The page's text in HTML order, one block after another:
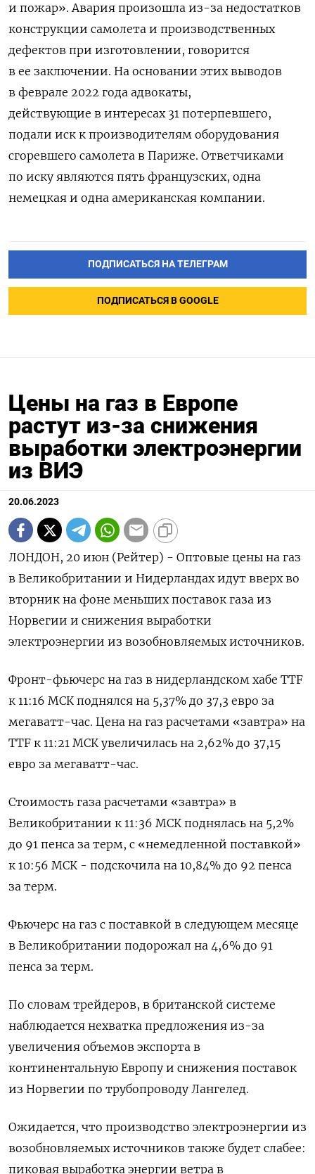
и пожар». Авария произошла из-за недостатков
конструкции самолета и производственных
дефектов при изготовлении, говорится
в ее заключении. На основании этих выводов
в феврале 2022 года адвокаты,
действующие в интересах 31 потерпевшего,
подали иск к производителям оборудования
сгоревшего самолета в Париже. Ответчиками
по иску являются пять французских, одна
немецкая и одна американская компании.
ПОДПИСАТЬСЯ НА ТЕЛЕГРАМ
ПОДПИСАТЬСЯ В GOOGLE
Цены на газ в Европе
растут из-за снижения
выработки электроэнергии
из ВИЭ
20.06.2023
ЛОНДОН, 20 июн (Рейтер) - Оптовые цены на газ
в Великобритании и Нидерландах идут вверх во
вторник на фоне меньших поставок газа из
Норвегии и снижения выработки
электроэнергии из возобновляемых источников.
Фронт-фьючерс на газ в нидерландском хабе TTF
к 11:16 МСК поднялся на 5,37% до 37,3 евро за
мегаватт-час. Цена на газ расчетами «завтра» на
TTF к 11:21 МСК увеличилась на 2,62% до 37,15
евро за мегаватт-час.
Стоимость газа расчетами «завтра» в
Великобритании к 11:36 МСК поднялась на 5,2%
до 91 пенса за терм, с «немедленной поставкой»
к 10:56 МСК - подскочила на 10,84% до 92 пенса
за терм.
Фьючерс на газ с поставкой в следующем месяце
в Великобритании подорожал на 4,6% до 91
пенса за терм.
По словам трейдеров, в британской системе
наблюдается нехватка предложения из-за
увеличения объемов экспорта в
континентальную Европу и снижения поставок
из Норвегии по трубопроводу Лангелед.
Ожидается, что производство электроэнергии из
возобновляемых источников также будет слабее:
пиковая выработка энергии ветра в